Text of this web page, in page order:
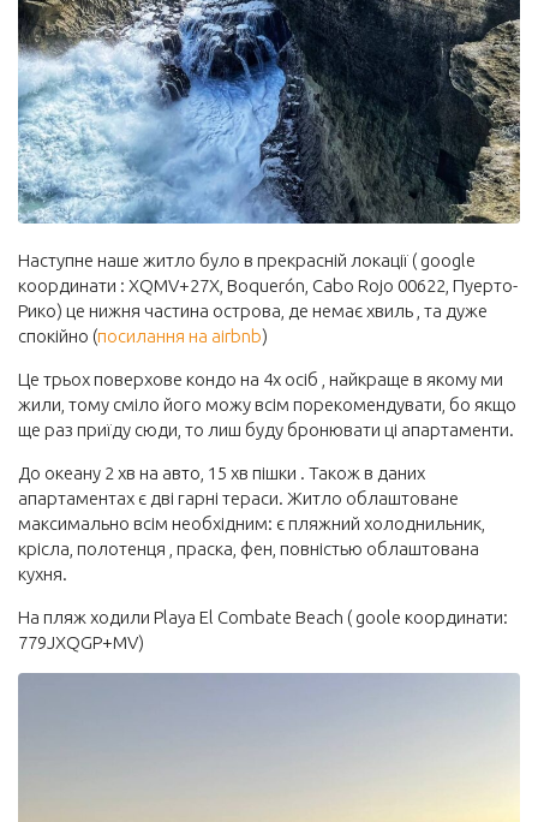
Наступне наше житло було в прекрасній локації ( google
координати : XQMV+27X, Boquerón, Cabo Rojo 00622, Пуерто-
Рико) це нижня частина острова, де немає хвиль , та дуже
спокійно (посилання на airbnb)
Це трьох поверхове кондо на 4х осіб , найкраще в якому ми
жили, тому сміло його можу всім порекомендувати, бо якщо
ще раз приїду сюди, то лиш буду бронювати ці апартаменти.
До океану 2 хв на авто, 15 хв пішки . Також в даних
апартаментах є дві гарні тераси. Житло облаштоване
максимально всім необхідним: є пляжний холоднильник,
крісла, полотенця , праска, фен, повністью облаштована
кухня.
На пляж ходили Playa El Combate Beach ( goole координати:
779JXQGP+MV)